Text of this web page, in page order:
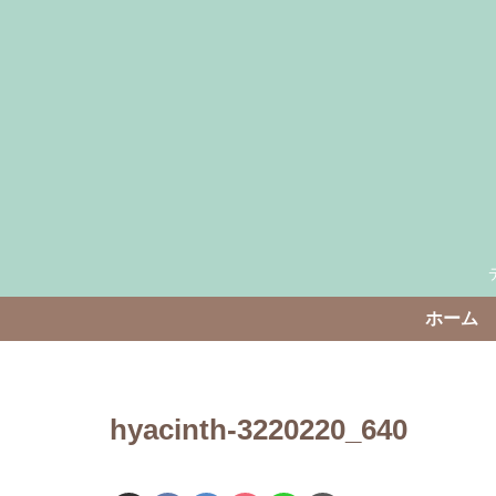
ホーム
hyacinth-3220220_640